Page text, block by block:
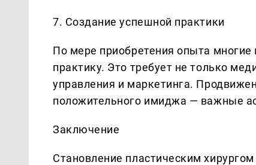
7. Создание успешной практики
По мере приобретения опыта
практику. Это требует не только
управления и маркетинга.
положительного имиджа — важные
Заключение
Становление пластическим